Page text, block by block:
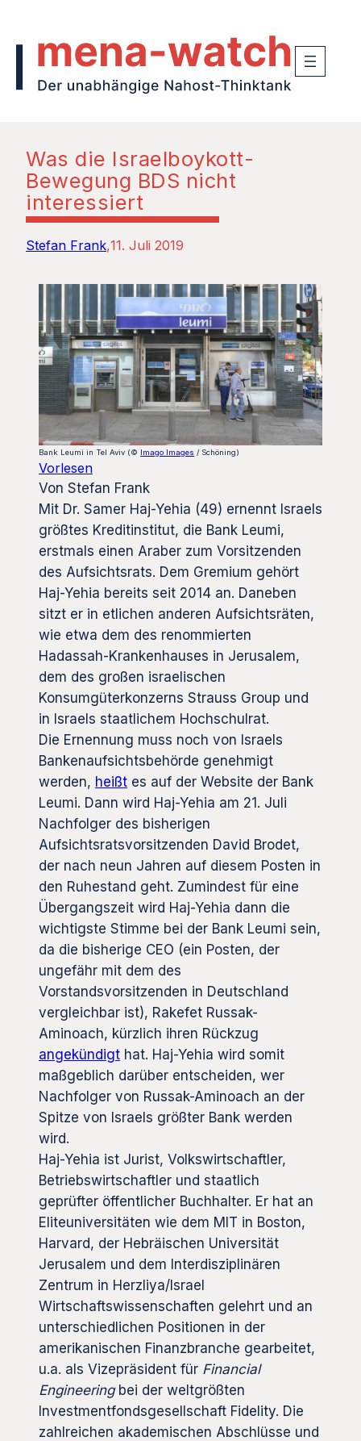
Was die Israelboykott-
Bewegung BDS nicht
interessiert
Stefan Frank 11. Juli 2019
Bank Leumi in Tel Aviv (© Imago Images / Schöning)
Vorlesen
Von Stefan Frank
Mit Dr. Samer Haj-Yehia (49) ernennt Israels
größtes Kreditinstitut, die Bank Leumi,
erstmals einen Araber zum Vorsitzenden
des Aufsichtsrats. Dem Gremium gehört
Haj-Yehia bereits seit 2014 an. Daneben
sitzt er in etlichen anderen Aufsichtsräten,
wie etwa dem des renommierten
Hadassah-Krankenhauses in Jerusalem,
dem des großen israelischen
Konsumgüterkonzerns Strauss Group und
in Israels staatlichem Hochschulrat.
Die Ernennung muss noch von Israels
Bankenaufsichtsbehörde genehmigt
werden, heißt es auf der Website der Bank
Leumi. Dann wird Haj-Yehia am 21. Juli
Nachfolger des bisherigen
Aufsichtsratsvorsitzenden David Brodet,
der nach neun Jahren auf diesem Posten in
den Ruhestand geht. Zumindest für eine
Übergangszeit wird Haj-Yehia dann die
wichtigste Stimme bei der Bank Leumi sein,
da die bisherige CEO (ein Posten, der
ungefähr mit dem des
Vorstandsvorsitzenden in Deutschland
vergleichbar ist), Rakefet Russak-
Aminoach, kürzlich ihren Rückzug
angekündigt hat. Haj-Yehia wird somit
maßgeblich darüber entscheiden, wer
Nachfolger von Russak-Aminoach an der
Spitze von Israels größter Bank werden
wird.
Haj-Yehia ist Jurist, Volkswirtschaftler,
Betriebswirtschaftler und staatlich
geprüfter öffentlicher Buchhalter. Er hat an
Eliteuniversitäten wie dem MIT in Boston,
Harvard, der Hebräischen Universität
Jerusalem und dem Interdisziplinären
Zentrum in Herzliya/Israel
Wirtschaftswissenschaften gelehrt und an
unterschiedlichen Positionen in der
amerikanischen Finanzbranche gearbeitet,
u.a. als Vizepräsident für Financial
Engineeringbei der weltgrößten
Investmentfondsgesellschaft Fidelity. Die
zahlreichen akademischen Abschlüsse und